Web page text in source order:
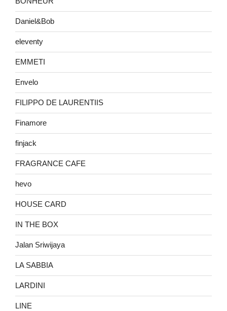
Daniel&Bob
eleventy
EMMETI
Envelo
FILIPPO DE LAURENTIIS
Finamore
finjack
FRAGRANCE CAFE
hevo
HOUSE CARD
IN THE BOX
Jalan Sriwijaya
LA SABBIA
LARDINI
LINE